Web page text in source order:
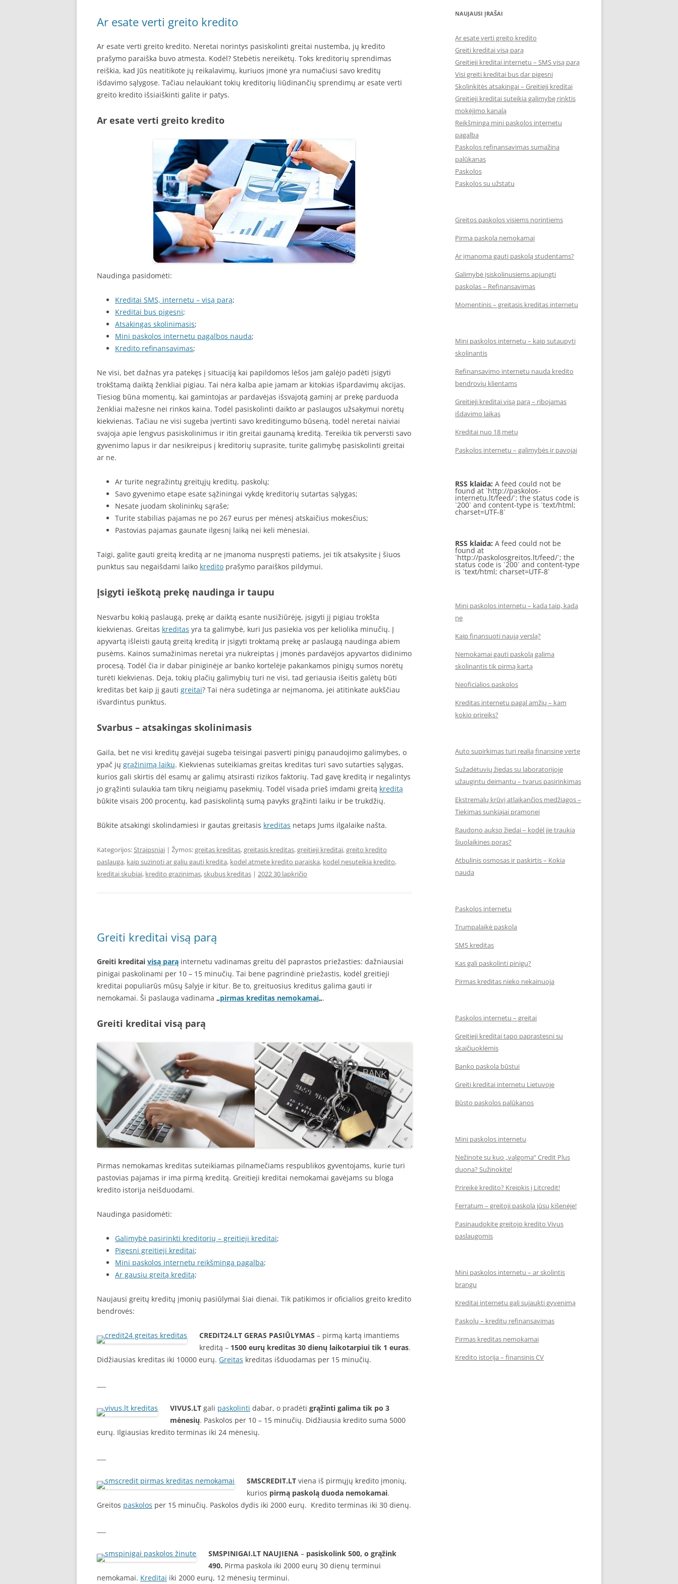
Ar esate verti greito kredito
Ar esate verti greito kredito. Neretai norintys pasiskolinti greitai nustemba, jų kredito
prašymo paraiška buvo atmesta. Kodėl? Stebėtis nereikėtų. Toks kreditorių sprendimas
reiškia, kad Jūs neatitikote jų reikalavimų, kuriuos įmonė yra numačiusi savo kreditų
išdavimo sąlygose. Tačiau nelaukiant tokių kreditorių liūdinančių sprendimų ar esate verti
greito kredito išsiaiškinti galite ir patys.
Ar esate verti greito kredito
Naudinga pasidomėti:
Kreditai SMS, internetu – visą parą;
Kreditai bus pigesni;
Atsakingas skolinimasis;
Mini paskolos internetu pagalbos nauda;
Kredito refinansavimas;
Ne visi, bet dažnas yra patekęs į situaciją kai papildomos lėšos jam galėjo padėti įsigyti
trokštamą daiktą ženkliai pigiau. Tai nėra kalba apie jamam ar kitokias išpardavimų akcijas.
Tiesiog būna momentų, kai gamintojas ar pardavėjas išsvajotą gaminį ar prekę parduoda
ženkliai mažesne nei rinkos kaina. Todėl pasiskolinti daikto ar paslaugos užsakymui norėtų
kiekvienas. Tačiau ne visi sugeba įvertinti savo kreditingumo būseną, todėl neretai naiviai
svajoja apie lengvus pasiskolinimus ir itin greitai gaunamą kreditą. Tereikia tik perversti savo
gyvenimo lapus ir dar nesikreipus į kreditorių suprasite, turite galimybę pasiskolinti greitai
ar ne.
Ar turite negražintų greitųjų kreditų, paskolų;
Savo gyvenimo etape esate sąžiningai vykdę kreditorių sutartas sąlygas;
Nesate juodam skolininkų sąraše;
Turite stabilias pajamas ne po 267 eurus per mėnesį atskaičius mokesčius;
Pastovias pajamas gaunate ilgesnį laiką nei keli mėnesiai.
Taigi, galite gauti greitą kreditą ar ne įmanoma nuspręsti patiems, jei tik atsakysite į šiuos
punktus sau negaišdami laiko kredito prašymo paraiškos pildymui.
Įsigyti ieškotą prekę naudinga ir taupu
Nesvarbu kokią paslaugą, prekę ar daiktą esante nusižiūrėję, įsigyti jį pigiau trokšta
kiekvienas. Greitas kreditas yra ta galimybė, kuri Jus pasiekia vos per keliolika minučių. Į
apyvartą išleisti gautą greitą kreditą ir įsigyti troktamą prekę ar paslaugą naudinga abiem
pusėms. Kainos sumažinimas neretai yra nukreiptas į įmonės pardavėjos apyvartos didinimo
procesą. Todėl čia ir dabar piniginėje ar banko kortelėje pakankamos pinigų sumos norėtų
turėti kiekvienas. Deja, tokių plačių galimybių turi ne visi, tad geriausia išeitis galėtų būti
kreditas bet kaip jį gauti greitai? Tai nėra sudėtinga ar neįmanoma, jei atitinkate aukščiau
išvardintus punktus.
Svarbus – atsakingas skolinimasis
Gaila, bet ne visi kreditų gavėjai sugeba teisingai pasverti pinigų panaudojimo galimybes, o
ypač jų grąžinimą laiku. Kiekvienas suteikiamas greitas kreditas turi savo sutarties sąlygas,
kurios gali skirtis dėl esamų ar galimų atsirasti rizikos faktorių. Tad gavę kreditą ir negalintys
jo grąžinti sulaukia tam tikrų neigiamų pasekmių. Todėl visada prieš imdami greitą kreditą
būkite visais 200 procentų, kad pasiskolintą sumą pavyks grąžinti laiku ir be trukdžių.
Būkite atsakingi skolindamiesi ir gautas greitasis kreditas netaps Jums ilgalaike našta.
Kategorijos:Straipsniai | Žymos:greitas kreditas,greitasis kreditas,greitieji kreditai,greito kredito
paslauga, kaip suzinoti ar galiu gauti kredita, kodel atmete kredito paraiska, kodel nesuteikia kredito,
kreditai skubiai, kredito grazinimas,skubus kreditas | 2022 30 lapkričio
Greiti kreditai visą parą
Greiti kreditai visą parą internetu vadinamas greitu dėl paprastos priežasties: dažniausiai
pinigai paskolinami per 10 – 15 minučių. Tai bene pagrindinė priežastis, kodėl greitieji
kreditai populiarūs mūsų šalyje ir kitur. Be to, greituosius kreditus galima gauti ir
nemokamai. Ši paslauga vadinama „pirmas kreditas nemokamai„.
Greiti kreditai visą parą
Pirmas nemokamas kreditas suteikiamas pilnamečiams respublikos gyventojams, kurie turi
pastovias pajamas ir ima pirmą kreditą. Greitieji kreditai nemokamai gavėjams su bloga
kredito istorija neišduodami.
Naudinga pasidomėti:
Galimybė pasirinkti kreditorių – greitieji kreditai;
Pigesni greitieji kreditai;
Mini paskolos internetu reikšminga pagalba;
Ar gausiu greitą kreditą;
Naujausi greitų kreditų įmonių pasiūlymai šiai dienai. Tik patikimos ir oficialios greito kredito
bendrovės:
CREDIT24.LT GERAS PASIŪLYMAS – pirmą kartą imantiems
kreditą – 1500 eurų kreditas 30 dienų laikotarpiui tik 1 euras.
Didžiausias kreditas iki 10000 eurų. Greitas kreditas išduodamas per 15 minučių.
VIVUS.LT gali paskolinti dabar, o pradėti grąžinti galima tik po 3
mėnesių. Paskolos per 10 – 15 minučių. Didžiausia kredito suma 5000
eurų. Ilgiausias kredito terminas iki 24 mėnesių.
SMSCREDIT.LT viena iš pirmųjų kredito įmonių,
kurios pirmą paskolą duoda nemokamai.
Greitos paskolos per 15 minučių. Paskolos dydis iki 2000 eurų. Kredito terminas iki 30 dienų.
SMSPINIGAI.LT NAUJIENA – pasiskolink 500, o grąžink
490. Pirma paskola iki 2000 eurų 30 dienų terminui
nemokamai. Kreditai iki 2000 eurų, 12 mėnesių terminui.
NAUJAUSI ĮRAŠAI
Ar esate verti greito kredito
Greiti kreditai visą parą
Greitieji kreditai internetu – SMS visą parą
Visi greiti kreditai bus dar pigesni
Skolinkitės atsakingai – Greitieji kreditai
Greitieji kreditai suteikia galimybę rinktis
mokėjimo kanalą
Reikšminga mini paskolos internetu
pagalba
Paskolos refinansavimas sumažina
palūkanas
Paskolos
Paskolos su užstatu
Greitos paskolos visiems norintiems
Pirma paskola nemokamai
Ar įmanoma gauti paskolą studentams?
Galimybė įsiskolinusiems apjungti
paskolas – Refinansavimas
Momentinis – greitasis kreditas internetu
Mini paskolos internetu – kaip sutaupyti
skolinantis
Refinansavimo internetu nauda kredito
bendrovių klientams
Greitieji kreditai visą parą – ribojamas
išdavimo laikas
Kreditai nuo 18 metų
Paskolos internetu – galimybės ir pavojai
RSS klaida: A feed could not be
found at `http://paskolos-
internetu.lt/feed/`; the status code is
`200` and content-type is `text/html;
charset=UTF-8`
RSS klaida: A feed could not be
found at
`http://paskolosgreitos.lt/feed/`; the
status code is `200` and content-type
is `text/html; charset=UTF-8`
Mini paskolos internetu – kada taip, kada
ne
Kaip finansuoti naują verslą?
Nemokamai gauti paskolą galima
skolinantis tik pirmą kartą
Neoficialios paskolos
Kreditas internetu pagal amžių – kam
kokio prireiks?
Auto supirkimas turi realią finansinę vertę
Sužadėtuvių žiedas su laboratorijoje
užaugintu deimantu – tvarus pasirinkimas
Ekstremalų krūvį atlaikančios medžiagos –
Tiekimas sunkiajai pramonei
Raudono aukso žiedai – kodėl jie traukia
šiuolaikines poras?
Atbulinis osmosas ir paskirtis – Kokia
nauda
Paskolos internetu
Trumpalaikė paskola
SMS kreditas
Kas gali paskolinti pinigų?
Pirmas kreditas nieko nekainuoja
Paskolos internetu – greitai
Greitieji kreditai tapo paprastesni su
skaičiuoklėmis
Banko paskola būstui
Greiti kreditai internetu Lietuvoje
Būsto paskolos palūkanos
Mini paskolos internetu
Nežinote su kuo „valgoma“ Credit Plus
duona? Sužinokite!
Prireikė kredito? Kreipkis į Litcredit!
Ferratum – greitoji paskola jūsų kišenėje!
Pasinaudokite greitojo kredito Vivus
paslaugomis
Mini paskolos internetu – ar skolintis
brangu
Kreditai internetu gali sujaukti gyvenimą
Paskolų – kreditų refinansavimas
Pirmas kreditas nemokamai
Kredito istorija – finansinis CV